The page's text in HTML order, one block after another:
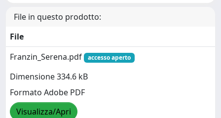
File in questo prodotto:
File
Franzin_Serena.pdf
accesso aperto
Dimensione 334.6 kB
Formato Adobe PDF
Visualizza/Apri